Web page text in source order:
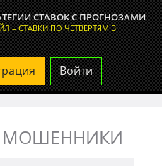
СТАВОК С ПРОГНОЗАМИ
– СТАВКИ ПО ЧЕТВЕРТЯМ В
Войти